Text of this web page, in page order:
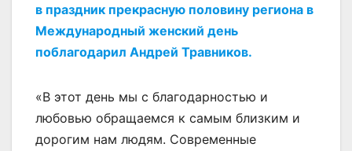
в праздник прекрасную половину региона в
Международный женский день
поблагодарил Андрей Травников.
«В этот день мы с благодарностью и
любовью обращаемся к самым близким и
дорогим нам людям. Современные